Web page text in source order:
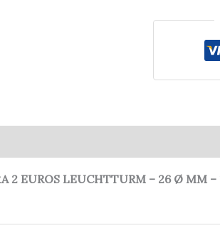
2 EUROS LEUCHTTURM – 26 Ø MM